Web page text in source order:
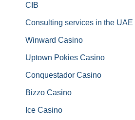
CIB
Consulting services in the UAE
Winward Casino
Uptown Pokies Casino
Conquestador Casino
Bizzo Casino
Ice Casino